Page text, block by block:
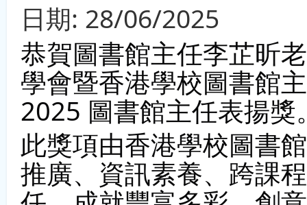
日期: 28/06/2025
恭賀圖書館主任李芷昕
學會暨香港學校圖書館
2025 圖書館主任表揚獎
此獎項由香港學校圖書
推廣、資訊素養、跨課